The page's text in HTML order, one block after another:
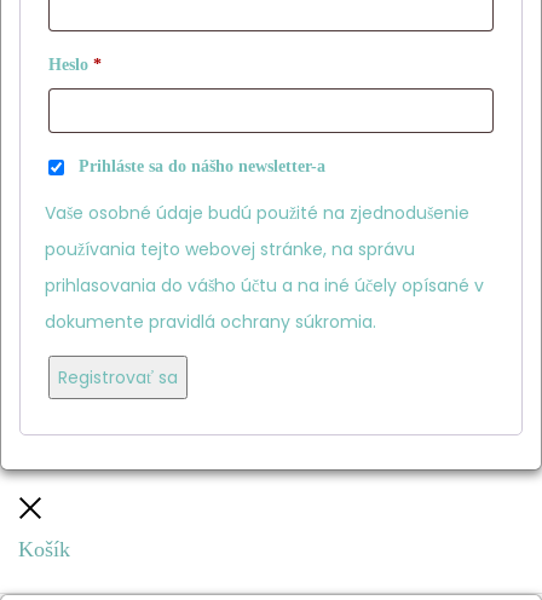
Heslo *Povinné
Prihláste sa do nášho newsletter-a
Vaše osobné údaje budú použité na zjednodušenie
používania tejto webovej stránke, na správu
prihlasovania do vášho účtu a na iné účely opísané v
dokumente pravidlá ochrany súkromia.
Registrovať sa
Košík